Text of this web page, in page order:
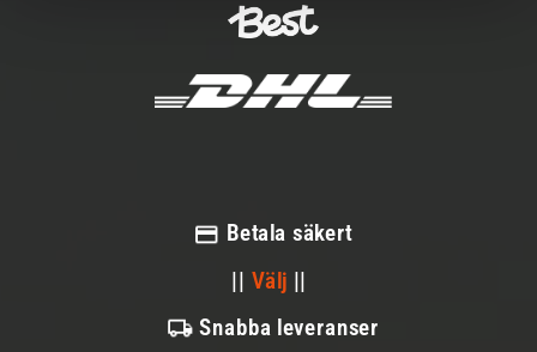
Betala säkert
|| Välj ||
Snabba leveranser